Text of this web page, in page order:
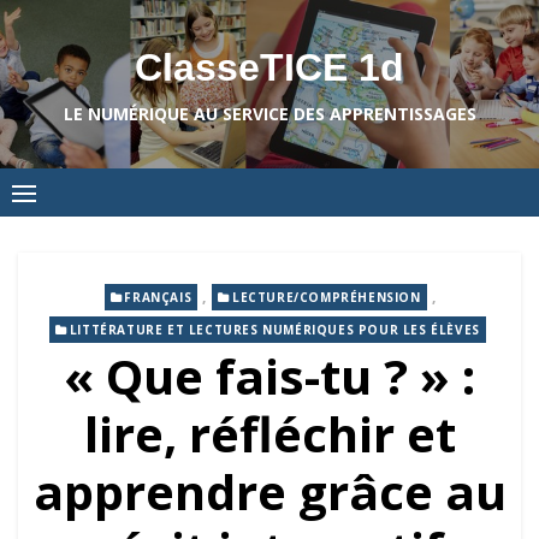
Skip
to
content
ClasseTICE 1d
LE NUMÉRIQUE AU SERVICE DES APPRENTISSAGES
FRANÇAIS , LECTURE/COMPRÉHENSION ,
LITTÉRATURE ET LECTURES NUMÉRIQUES POUR LES ÉLÈVES
« Que fais-tu ? » :
lire, réfléchir et
apprendre grâce au